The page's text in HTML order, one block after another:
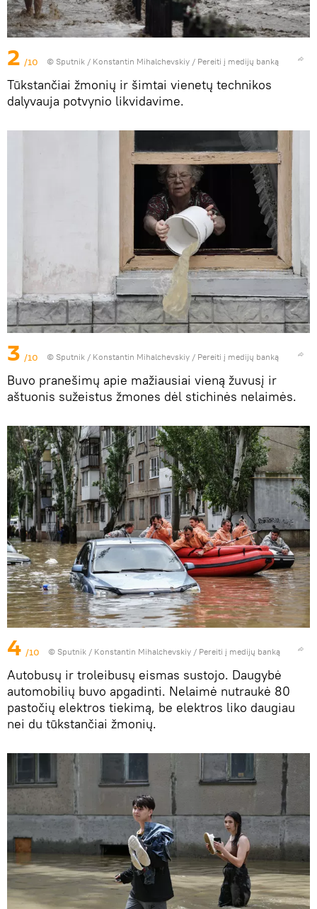
2 /10 © Sputnik / Konstantin Mihalchevskiy / Pereiti į medijų banką
Tūkstančiai žmonių ir šimtai vienetų technikos
dalyvauja potvynio likvidavime.
3 /10 © Sputnik / Konstantin Mihalchevskiy / Pereiti į medijų banką
Buvo pranešimų apie mažiausiai vieną žuvusį ir
aštuonis sužeistus žmones dėl stichinės nelaimės.
4 /10 © Sputnik / Konstantin Mihalchevskiy / Pereiti į medijų banką
Autobusų ir troleibusų eismas sustojo. Daugybė
automobilių buvo apgadinti. Nelaimė nutraukė 80
pastočių elektros tiekimą, be elektros liko daugiau
nei du tūkstančiai žmonių.